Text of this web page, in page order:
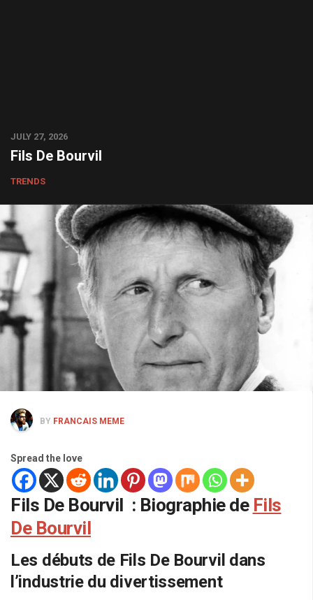
JULY 27, 2026
Fils De Bourvil
TRENDS
BY FRANCAIS MEME
Spread the love
Fils De Bourvil : Biographie de Fils
De Bourvil
Les débuts de Fils De Bourvil dans
l’industrie du divertissement